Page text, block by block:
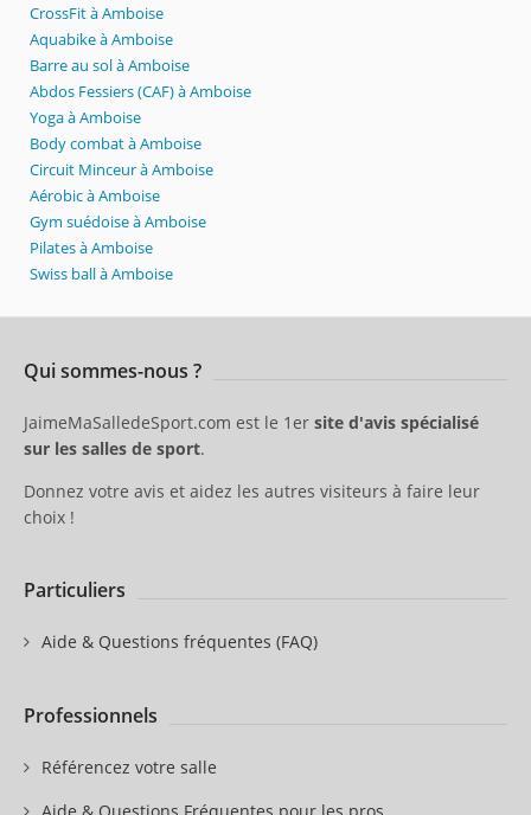
CrossFit à Amboise
Aquabike à Amboise
Barre au sol à Amboise
Abdos Fessiers (CAF) à Amboise
Yoga à Amboise
Body combat à Amboise
Circuit Minceur à Amboise
Aérobic à Amboise
Gym suédoise à Amboise
Pilates à Amboise
Swiss ball à Amboise
Qui sommes-nous ?
JaimeMaSalledeSport.com est le 1er site d'avis spécialisé
sur les salles de sport.
Donnez votre avis et aidez les autres visiteurs à faire leur
choix !
Particuliers
Aide & Questions fréquentes (FAQ)
Professionnels
Référencez votre salle